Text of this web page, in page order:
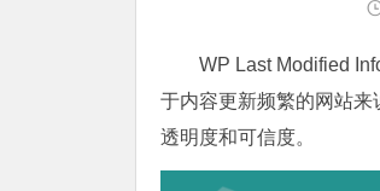
WP Last Modified
于内容更新频繁的网站
透明度和可信度。